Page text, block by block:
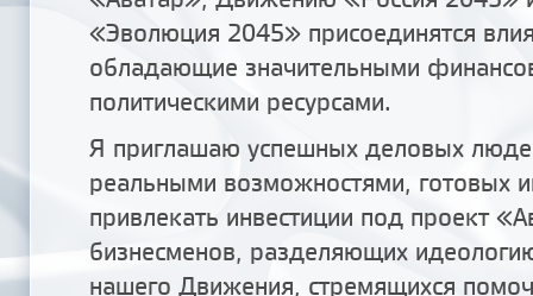
«Эволюция 2045» присоединятся
обладающие значительными
политическими ресурсами.
Я приглашаю успешных деловых
реальными возможностями, готовых
привлекать инвестиции под проект
бизнесменов, разделяющих
нашего Движения, стремящихся